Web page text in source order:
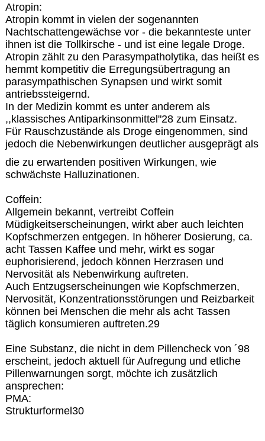
Atropin:
Atropin kommt in vielen der sogenannten
Nachtschattengewächse vor - die bekannteste unter
ihnen ist die Tollkirsche - und ist eine legale Droge.
Atropin zählt zu den Parasympatholytika, das heißt es
hemmt kompetitiv die Erregungsübertragung an
parasympathischen Synapsen und wirkt somit
antriebssteigernd.
In der Medizin kommt es unter anderem als
,,klassisches Antiparkinsonmittel"28 zum Einsatz.
Für Rauschzustände als Droge eingenommen, sind
jedoch die Nebenwirkungen deutlicher ausgeprägt als
die zu erwartenden positiven Wirkungen, wie
schwächste Halluzinationen.
Coffein:
Allgemein bekannt, vertreibt Coffein
Müdigkeitserscheinungen, wirkt aber auch leichten
Kopfschmerzen entgegen. In höherer Dosierung, ca.
acht Tassen Kaffee und mehr, wirkt es sogar
euphorisierend, jedoch können Herzrasen und
Nervosität als Nebenwirkung auftreten.
Auch Entzugserscheinungen wie Kopfschmerzen,
Nervosität, Konzentrationsstörungen und Reizbarkeit
können bei Menschen die mehr als acht Tassen
täglich konsumieren auftreten.29
Eine Substanz, die nicht in dem Pillencheck von ´98
erscheint, jedoch aktuell für Aufregung und etliche
Pillenwarnungen sorgt, möchte ich zusätzlich
ansprechen:
PMA:
Strukturformel30